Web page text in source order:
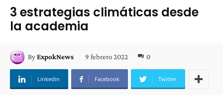
3 estrategias climáticas desde
la academia
ByExpokNews 9 febrero 2022 0
Linkedin Facebook Twitter